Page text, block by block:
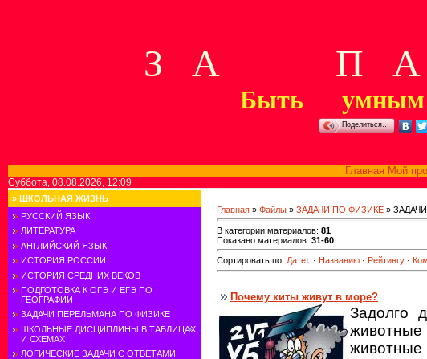
З А П А
Быть
Поделиться…
Главная Мой
Суббота, 08.08.2026, 12:09
» ШКОЛЬНАЯ ЖИЗНЬ
РУССКИЙ ЯЗЫК
ЛИТЕРАТУРА
АНГЛИЙСКИЙ ЯЗЫК
ИСТОРИЯ РОССИИ
ИСТОРИЯ СРЕДНИХ ВЕКОВ
ПОДГОТОВКА К ОГЭ И ЕГЭ ПО
ГЕОГРАФИИ
ЗАДАЧИ ПЕРЕЛЬМАНА ПО ФИЗИКЕ
ШКОЛЬНЫЕ ДИСЦИПЛИНЫ В ТАБЛИЦАХ
И СХЕМАХ
ЛОГИЧЕСКИЕ ЗАДАЧИ С ОТВЕТАМИ
Главная » Файлы » ЗАДАЧИ ПО ФИЗИКЕ »
В категории материалов: 81
Показано материалов: 31-60
Сортировать по: Дате · Названию · Рейтингу ·
Почему киты живут в море?
Задолго
животные